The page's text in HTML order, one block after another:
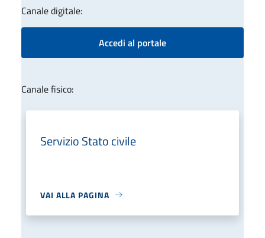
Canale digitale:
Accedi al portale
Canale fisico:
Servizio Stato civile
VAI ALLA PAGINA